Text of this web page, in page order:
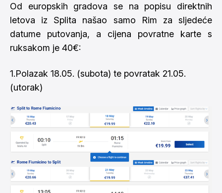
Od europskih gradova se na popisu direktnih
letova iz Splita našao samo Rim za sljedeće
datume putovanja, a cijena povratne karte s
ruksakom je 40€:
1.Polazak 18.05. (subota) te povratak 21.05.
(utorak)